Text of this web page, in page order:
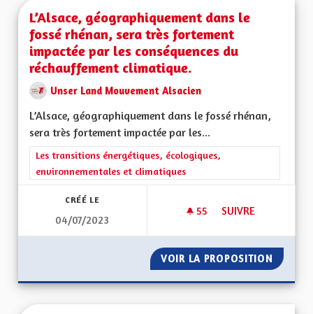
L’Alsace, géographiquement dans le
fossé rhénan, sera très fortement
impactée par les conséquences du
réchauffement climatique.
Unser Land Mouvement Alsacien
L’Alsace, géographiquement dans le fossé rhénan,
sera très fortement impactée par les...
Filtrer les résultats de la catégorie : Les transitions
Les transitions énergétiques, écologiques,
environnementales et climatiques
CRÉÉ LE
04/07/2023
55 55 ABONNÉS
SUIVRE
VOIR LA PROPOSITION